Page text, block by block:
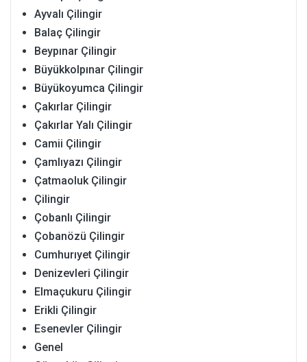
Ayvalı Çilingir
Balaç Çilingir
Beypınar Çilingir
Büyükkolpınar Çilingir
Büyükoyumca Çilingir
Çakırlar Çilingir
Çakırlar Yalı Çilingir
Camii Çilingir
Çamlıyazı Çilingir
Çatmaoluk Çilingir
Çilingir
Çobanlı Çilingir
Çobanözü Çilingir
Cumhurıyet Çilingir
Denizevleri Çilingir
Elmaçukuru Çilingir
Erikli Çilingir
Esenevler Çilingir
Genel